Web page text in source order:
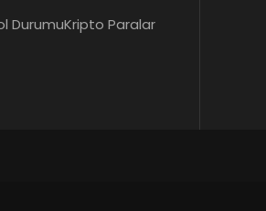
DurumuKripto Paralar